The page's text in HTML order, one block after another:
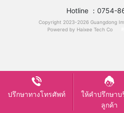
Hotline ：0754-
Copyright 2023-2026 Guangdong
Powered by Haixee Tech Co
ปรึกษาทางโทรศัพท์
ให้คำปรึกษาบ
ลูกค้า